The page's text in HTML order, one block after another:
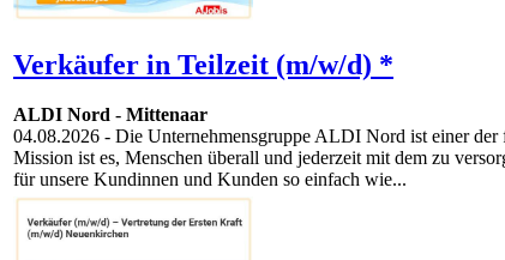
Verkäufer in Teilzeit (m/w/d) *
ALDI Nord - Mittenaar
04.08.2026 - Die Unternehmensgruppe ALDI Nord ist einer
Mission ist es, Menschen überall und jederzeit mit dem zu
für unsere Kundinnen und Kunden so einfach wie...